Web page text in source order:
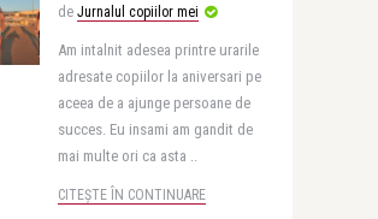
de Jurnalul copiilor mei
Am intalnit adesea printre urarile
adresate copiilor la aniversari pe
aceea de a ajunge persoane de
succes. Eu insami am gandit de
mai multe ori ca asta ..
CITEȘTE ÎN CONTINUARE